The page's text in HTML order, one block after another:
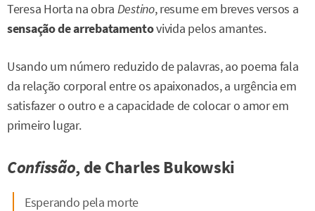
Teresa Horta na obra Destino, resume em breves versos a
sensação de arrebatamentovivida pelos amantes.
Usando um número reduzido de palavras, ao poema fala
da relação corporal entre os apaixonados, a urgência em
satisfazer o outro e a capacidade de colocar o amor em
primeiro lugar.
Confissão, de Charles Bukowski
Esperando pela morte